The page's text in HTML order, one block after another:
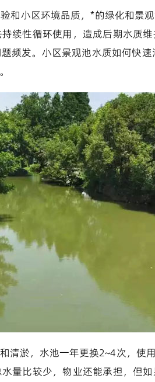
和小区环境品质，*的绿化和景
续性循环使用，造成后期水质
频发。小区景观池水质如何快
清淤，水池一年更换2~4次，使
量比较少，物业还能承担，但